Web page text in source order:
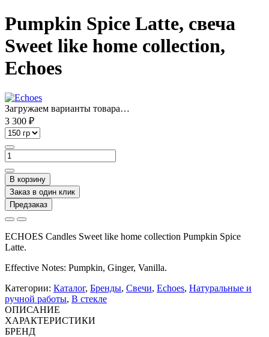
Pumpkin Spice Latte, свеча
Sweet like home collection,
Echoes
Загружаем варианты товара…
3 300 ₽
В корзину
Заказ в один клик
Предзаказ
ECHOES Candles Sweet like home collection Pumpkin Spice
Latte.
Effective Notes: Pumpkin, Ginger, Vanilla.
Категории: Каталог, Бренды, Свечи, Echoes, Натуральные и
ручной работы, В стекле
ОПИСАНИЕ
ХАРАКТЕРИСТИКИ
БРЕНД